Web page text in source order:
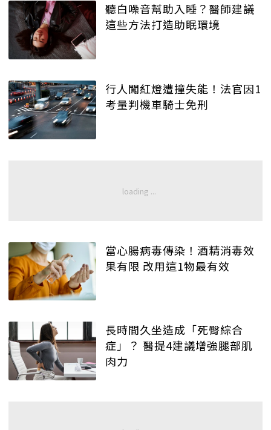
聽白噪音幫助入睡？醫師建議
這些方法打造助眠環境
行人闖紅燈遭撞失能！法官因1
考量判機車騎士免刑
當心腸病毒傳染！酒精消毒效
果有限 改用這1物最有效
長時間久坐造成「死臀綜合
症」？ 醫提4建議增強腿部肌
肉力